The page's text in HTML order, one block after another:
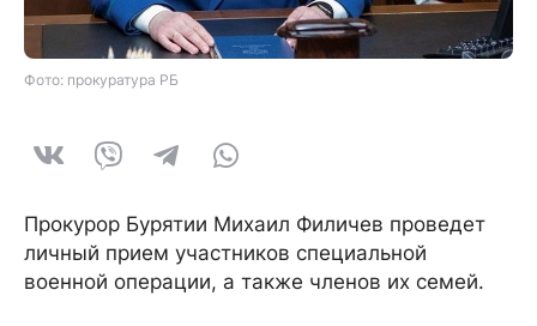
Фото: прокуратура РБ
Прокурор Бурятии Михаил Филичев проведет
личный прием участников специальной
военной операции, а также членов их семей.